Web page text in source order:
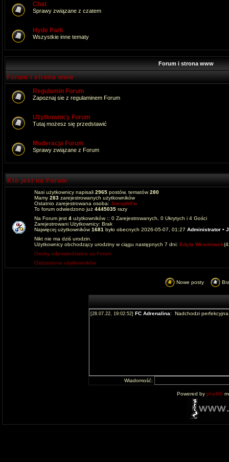
Chat
Sprawy związane z czatem
Hyde Park
Wszystkie inne tematy
Forum i strona www
Forum i strona www
Regulamin Forum
Zapoznaj sie z regulaminem Forum
Użytkownicy Forum
Tutaj możesz się przedstawić
Moderacja Forum
Sprawy związane z Forum
Kto jest na Forum
Nasi użytkownicy napisali 2965 postów, tematów280
Mamy 283 zarejestrowanych użytkowników
Ostatnio zarejestrowana osoba: JoesphVw
To forum odwiedzono już 4445035 razy
Na Forum jest 4 użytkowników :: 0 Zarejestrowanych, 0 Ukrytych i 4 Gości
Zarejestrowani Użytkownicy: Brak
Najwięcej użytkowników1681 było obecnych 2026-05-07, 01:27 Administrator •
Nikt nie ma dziś urodzin.
Użytkownicy obchodzący urodziny w ciągu następnych 7 dni: Edyta Wesolowsk
Osoby odpowiedzialne za Forum
Ostrzeżenia użytkowników
Nowe posty
Wiadomość:
Powered by phpBB